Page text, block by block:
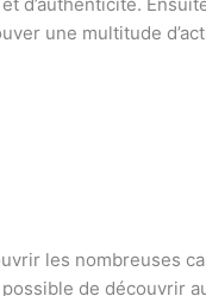
une multitude
les nombreuses
de découvrir